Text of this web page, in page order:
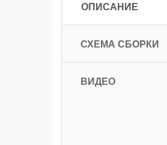
ОПИСАНИЕ
СХЕМА СБОРКИ
ВИДЕО